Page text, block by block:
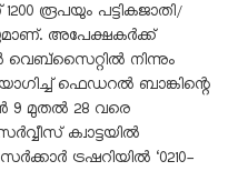
രൂപയും പട്ടികജാതി/
അപേക്ഷകർക്ക്
നിന്നും
ഫെഡറൽ ബാങ്കിന്റെ
9 മുതൽ 28 വരെ
ക്വാട്ടയിൽ
ട്രഷറിയിൽ ‘0210-